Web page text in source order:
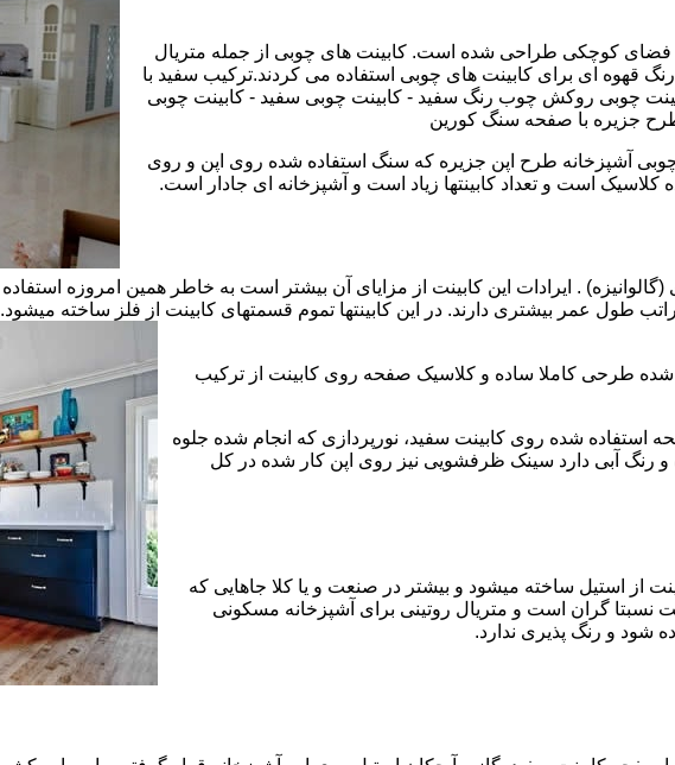
کوچکی طراحی شده است. کابینت های چوبی از جمله متریال
قهوه ای برای کابینت های چوبی استفاده می کردند.ترکیب سفید با
چوبی روکش چوب رنگ سفید - کابینت چوبی سفید - کابینت چوبی
طرح جزیره با صفحه سنگ کورین
آشپزخانه طرح اپن جزیره که سنگ استفاده شده روی اپن و روی
است و تعداد کابینتها زیاد است و آشپزخانه ای جادار است.
. ایرادات این کابینت از مزایای آن بیشتر است به خاطر همین امروزه
طول عمر بیشتری دارند. در این کابینتها تموم قسمتهای کابینت از فلز ساخته میشود.
شده طرحی کاملا ساده و کلاسیک صفحه روی کابینت از ترکیب
استفاده شده روی کابینت سفید، نورپردازی که انجام شده جلوه
رنگ آبی دارد سینک ظرفشویی نیز روی اپن کار شده در کل
از استیل ساخته میشود و بیشتر در صنعت و یا کلا جاهایی که
نسبتا گران است و متریال روتینی برای آشپزخانه مسکونی
شود و رنگ پذیری ندارد.